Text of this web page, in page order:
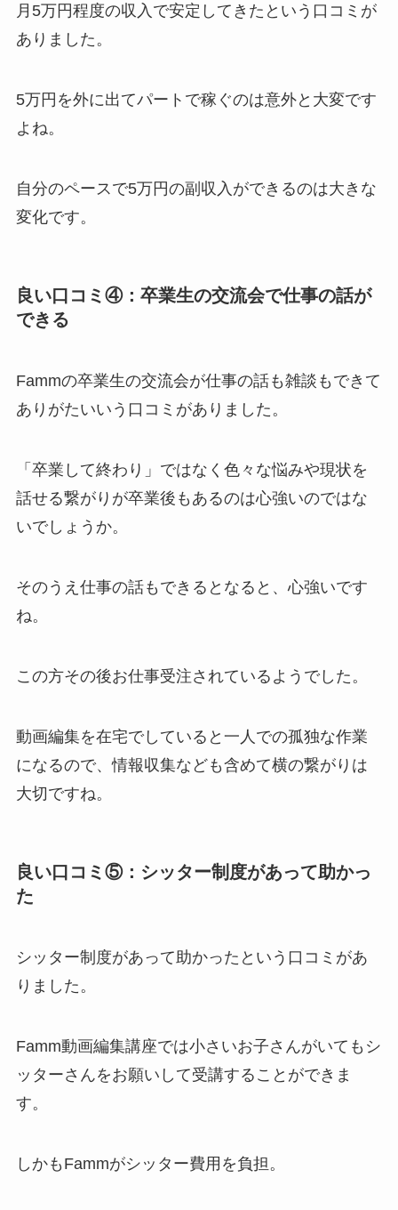
月5万円程度の収入で安定してきたという口コミが
ありました。
5万円を外に出てパートで稼ぐのは意外と大変です
よね。
自分のペースで5万円の副収入ができるのは大きな
変化です。
良い口コミ④：卒業生の交流会で仕事の話が
できる
Fammの卒業生の交流会が仕事の話も雑談もできて
ありがたいいう口コミがありました。
「卒業して終わり」ではなく色々な悩みや現状を
話せる繋がりが卒業後もあるのは心強いのではな
いでしょうか。
そのうえ仕事の話もできるとなると、心強いです
ね。
この方その後お仕事受注されているようでした。
動画編集を在宅でしていると一人での孤独な作業
になるので、情報収集なども含めて横の繋がりは
大切ですね。
良い口コミ⑤：シッター制度があって助かっ
た
シッター制度があって助かったという口コミがあ
りました。
Famm動画編集講座では小さいお子さんがいてもシ
ッターさんをお願いして受講することができま
す。
しかもFammがシッター費用を負担。